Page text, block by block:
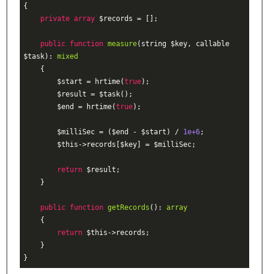
{
private array $records = [] ;
public function measure( string $key,
callable
$task) :
mixed
{
$start = hrtime(true) ;
$result = $task() ;
$end
= hrtime(true) ;
$milliSec = ( $end - $start ) / 1e+6;
$this ->records[$key] = $milliSec;
return $result ;
    }
public function getRecords () :
array
{
return $this ->records ;
    }
}